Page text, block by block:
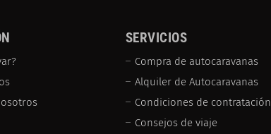
SERVICIOS
Compra de autocaravanas
Alquiler de Autocaravanas
Condiciones de contratación
Consejos de viaje